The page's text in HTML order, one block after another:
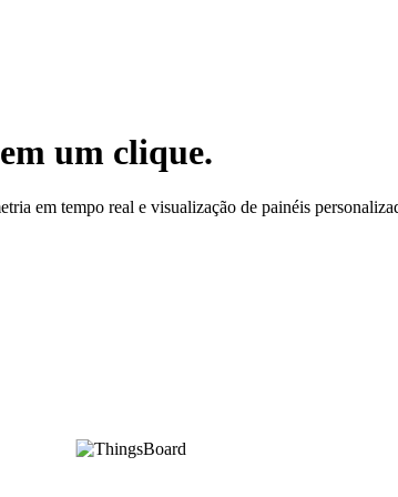
um clique.
em tempo real e visualização de painéis